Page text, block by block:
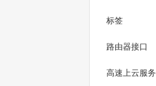
标签
路由器接口
高速上云服务